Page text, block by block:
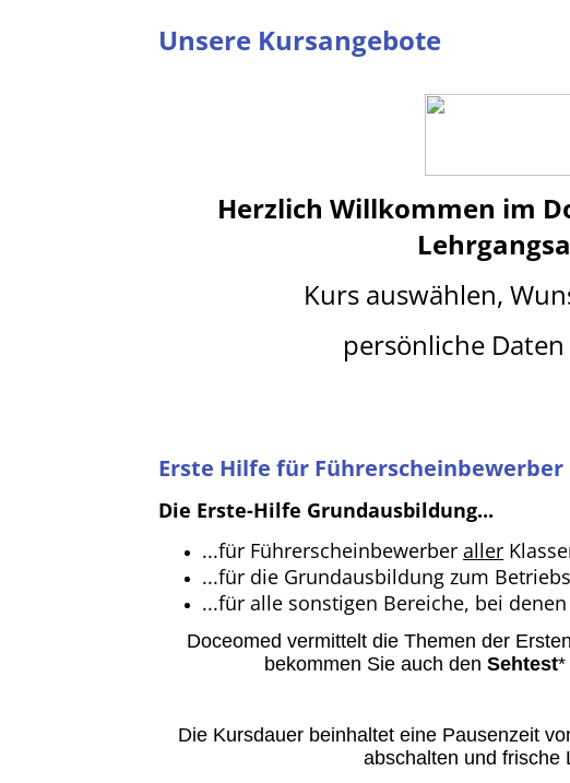
Unsere Kursangebote
Herzlich Willkommen im
Kurs auswählen,
persönliche
Erste Hilfe für
Die Erste-Hilfe Grundausbildung...
...für Führerscheinbewerberaller
...für die Grundausbildung zum
...für alle sonstigen Bereiche, bei
Doceomed vermittelt die Themen der
bekommen Sie auch denSehtest*
Die Kursdauer beinhaltet eine Pausenzeit
abschalten und frische